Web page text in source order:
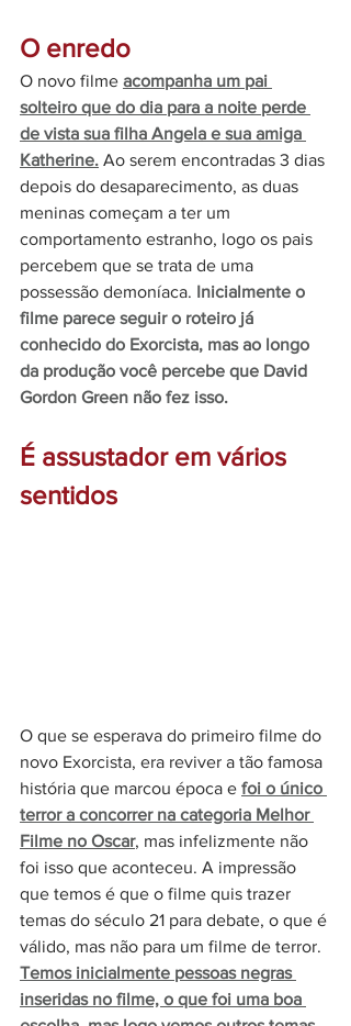
O enredo
O novo filme acompanha um pai
solteiro que do dia para a noite perde
de vista sua filha Angela e sua amiga
Katherine. Ao serem encontradas 3 dias
depois do desaparecimento, as duas
meninas começam a ter um
comportamento estranho, logo os pais
percebem que se trata de uma
possessão demoníaca. Inicialmente o
filme parece seguir o roteiro já
conhecido do Exorcista, mas ao longo
da produção você percebe que David
Gordon Green não fez isso.
É assustador em vários
sentidos
O que se esperava do primeiro filme do
novo Exorcista, era reviver a tão famosa
história que marcou época e foi o único
terror a concorrer na categoria Melhor
Filme no Oscar, mas infelizmente não
foi isso que aconteceu. A impressão
que temos é que o filme quis trazer
temas do século 21 para debate, o que é
válido, mas não para um filme de terror.
Temos inicialmente pessoas negras
inseridas no filme, o que foi uma boa